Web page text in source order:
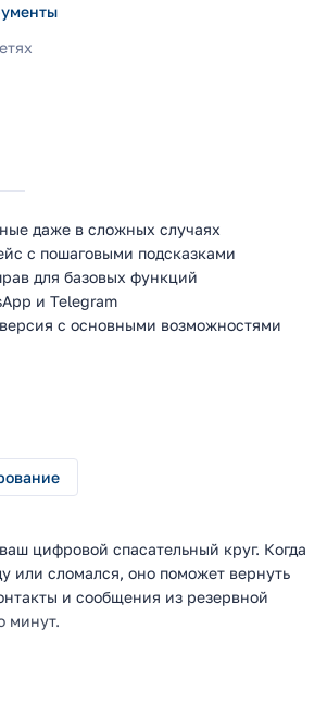
даже в сложных случаях
с пошаговыми подсказками
для базовых функций
и Telegram
с основными возможностями
цифровой спасательный круг. Когда
или сломался, оно поможет вернуть
и сообщения из резервной
минут.